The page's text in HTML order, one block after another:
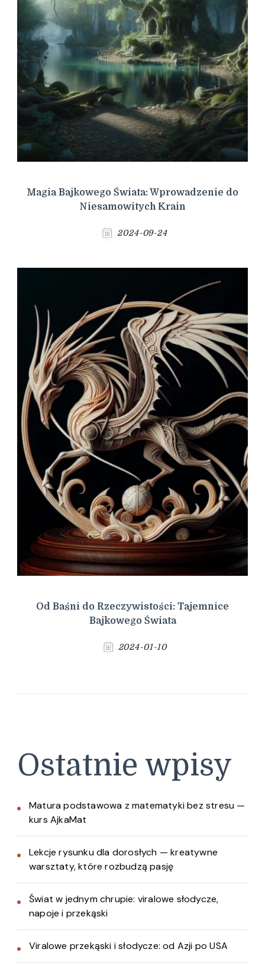
Magia Bajkowego Świata: Wprowadzenie do
Niesamowitych Krain
2024-09-24
Od Baśni do Rzeczywistości: Tajemnice
Bajkowego Świata
2024-01-10
Ostatnie wpisy
Matura podstawowa z matematyki bez stresu —
kurs AjkaMat
Lekcje rysunku dla dorosłych — kreatywne
warsztaty, które rozbudzą pasję
Świat w jednym chrupie: viralowe słodycze,
napoje i przekąski
Viralowe przekąski i słodycze: od Azji po USA